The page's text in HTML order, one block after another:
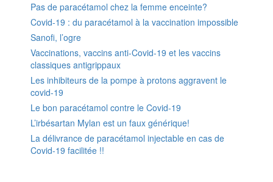
Pas de paracétamol chez la femme enceinte?
Covid-19 : du paracétamol à la vaccination impossible
Sanofi, l’ogre
Vaccinations, vaccins anti-Covid-19 et les vaccins
classiques antigrippaux
Les inhibiteurs de la pompe à protons aggravent le
covid-19
Le bon paracétamol contre le Covid-19
L’irbésartan Mylan est un faux générique!
La délivrance de paracétamol injectable en cas de
Covid-19 facilitée !!